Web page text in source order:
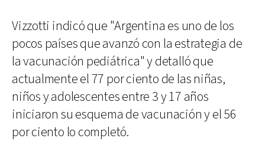
Vizzotti indicó que "Argentina es uno de los
pocos países que avanzó con la estrategia de
la vacunación pediátrica" y detalló que
actualmente el 77 por ciento de las niñas,
niños y adolescentes entre 3 y 17 años
iniciaron su esquema de vacunación y el 56
por ciento lo completó.